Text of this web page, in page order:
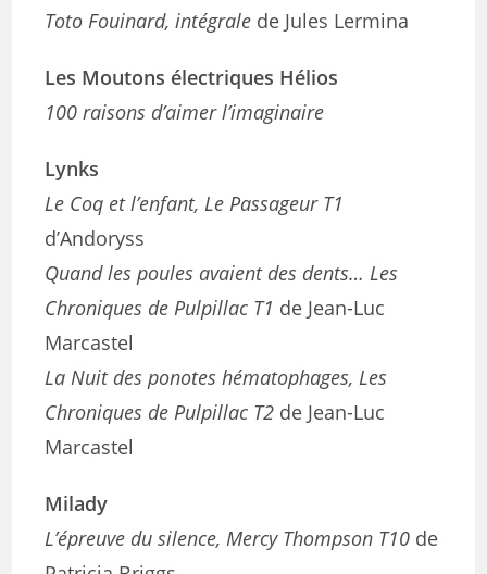
Toto Fouinard, intégrale de Jules Lermina
Les Moutons électriques Hélios
100 raisons d’aimer l’imaginaire
Lynks
Le Coq et l’enfant, Le Passageur T1
d’Andoryss
Quand les poules avaient des dents… Les
Chroniques de Pulpillac T1 de Jean-Luc
Marcastel
La Nuit des ponotes hématophages, Les
Chroniques de Pulpillac T2 de Jean-Luc
Marcastel
Milady
L’épreuve du silence, Mercy Thompson T10 de